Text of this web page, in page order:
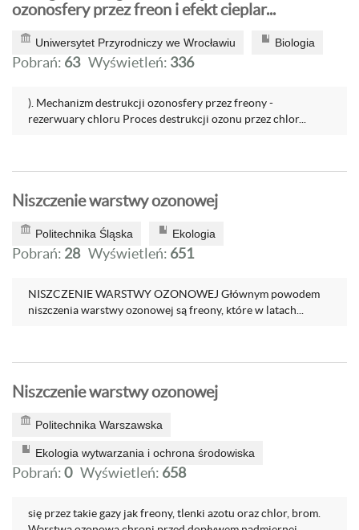
ozonosfery przez freon i efekt cieplar...
Uniwersytet Przyrodniczy we Wrocławiu Biologia
Pobrań: 63 Wyświetleń: 336
). Mechanizm destrukcji ozonosfery przez freony -
rezerwuary chloru Proces destrukcji ozonu przez chlor...
Niszczenie warstwy ozonowej
Politechnika Śląska Ekologia
Pobrań: 28 Wyświetleń: 651
NISZCZENIE WARSTWY OZONOWEJ Głównym powodem
niszczenia warstwy ozonowej są freony, które w latach...
Niszczenie warstwy ozonowej
Politechnika Warszawska
Ekologia wytwarzania i ochrona środowiska
Pobrań:0 Wyświetleń: 658
się przez takie gazy jak freony, tlenki azotu oraz chlor, brom.